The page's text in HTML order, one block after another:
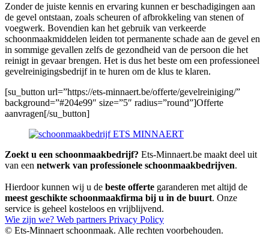
Zonder de juiste kennis en ervaring kunnen er beschadigingen aan
de gevel ontstaan, zoals scheuren of afbrokkeling van stenen of
voegwerk. Bovendien kan het gebruik van verkeerde
schoonmaakmiddelen leiden tot permanente schade aan de gevel en
in sommige gevallen zelfs de gezondheid van de persoon die het
reinigt in gevaar brengen. Het is dus het beste om een professioneel
gevelreinigingsbedrijf in te huren om de klus te klaren.
[su_button url=”https://ets-minnaert.be/offerte/gevelreiniging/”
background=”#204e99″ size=”5″ radius=”round”]Offerte
aanvragen[/su_button]
Zoekt u een schoonmaakbedrijf? Ets-Minnaert.be maakt deel uit
van een netwerk van professionele schoonmaakbedrijven.
Hierdoor kunnen wij u de beste offerte garanderen met altijd de
meest geschikte schoonmaakfirma bij u in de buurt. Onze
service is geheel kosteloos en vrijblijvend.
Wie zijn we? Web partners Privacy Policy
© Ets-Minnaert schoonmaak. Alle rechten voorbehouden.